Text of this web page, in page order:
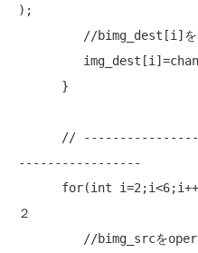
);
//bimg_dest[i]を
//
-----------------
for(int
２
//bimg_srcを